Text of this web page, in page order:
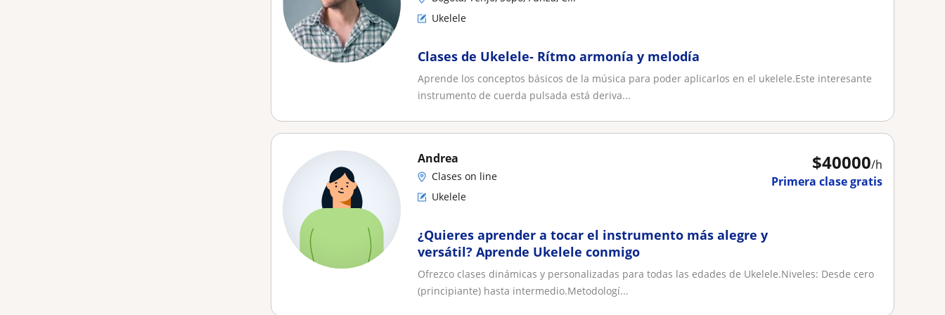
Ukelele
Clases de Ukelele- Rítmo armonía y melodía
Aprende los conceptos básicos de la música para poder aplicarlos en el ukelele.Este interesante
instrumento de cuerda pulsada está deriva...
$40000/h
Primera clase gratis
Andrea
Clases on line
Ukelele
¿Quieres aprender a tocar el instrumento más alegre y
versátil? Aprende Ukelele conmigo
Ofrezco clases dinámicas y personalizadas para todas las edades de Ukelele.​Niveles: Desde cero
(principiante) hasta intermedio.​Metodologí...